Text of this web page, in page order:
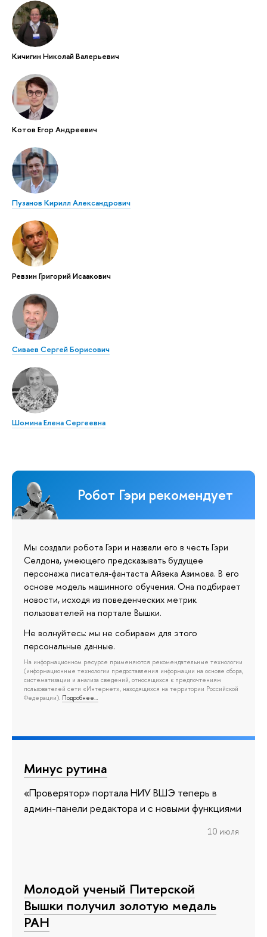
Кичигин Николай Валерьевич
Котов Егор Андреевич
Пузанов Кирилл Александрович
Ревзин Григорий Исаакович
Сиваев Сергей Борисович
Шомина Елена Сергеевна
Робот Гэри рекомендует
Мы создали робота Гэри и назвали его в честь Гэри
Селдона, умеющего предсказывать будущее
персонажа писателя-фантаста Айзека Азимова. В его
основе модель машинного обучения. Она подбирает
новости, исходя из поведенческих метрик
пользователей на портале Вышки.
Не волнуйтесь: мы не собираем для этого
персональные данные.
На информационном ресурсе применяются рекомендательные технологии
(информационные технологии предоставления информации на основе сбора,
систематизации и анализа сведений, относящихся к предпочтениям
пользователей сети «Интернет», находящихся на территории Российской
Федерации). Подробнее…
Минус рутина
«Проверятор» портала НИУ ВШЭ теперь в
админ-панели редактора и с новыми функциями
10 июля
Молодой ученый Питерской
Вышки получил золотую медаль
РАН